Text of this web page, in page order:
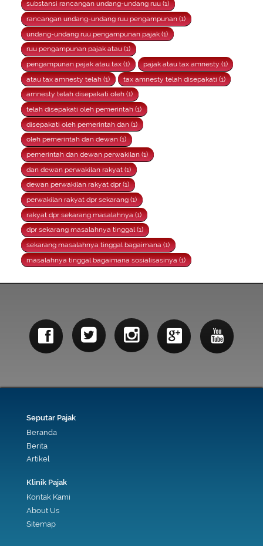
substansi rancangan undang-undang ruu (1)
rancangan undang-undang ruu pengampunan (1)
undang-undang ruu pengampunan pajak (1)
ruu pengampunan pajak atau (1)
pengampunan pajak atau tax (1)
pajak atau tax amnesty (1)
atau tax amnesty telah (1)
tax amnesty telah disepakati (1)
amnesty telah disepakati oleh (1)
telah disepakati oleh pemerintah (1)
disepakati oleh pemerintah dan (1)
oleh pemerintah dan dewan (1)
pemerintah dan dewan perwakilan (1)
dan dewan perwakilan rakyat (1)
dewan perwakilan rakyat dpr (1)
perwakilan rakyat dpr sekarang (1)
rakyat dpr sekarang masalahnya (1)
dpr sekarang masalahnya tinggal (1)
sekarang masalahnya tinggal bagaimana (1)
masalahnya tinggal bagaimana sosialisasinya (1)
Seputar Pajak
Beranda
Berita
Artikel
Klinik Pajak
Kontak Kami
About Us
Sitemap